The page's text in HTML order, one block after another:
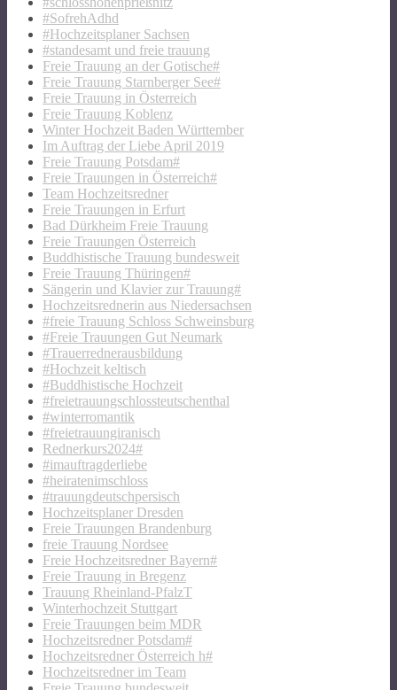
#SofrehAdhd
#Hochzeitsplaner Sachsen
#standesamt und freie trauung
Freie Trauung an der Gotische#
Freie Trauung Starnberger See#
Freie Trauung in Österreich
Freie Trauung Koblenz
Winter Hochzeit Baden Württember
Im Auftrag der Liebe April 2019
Freie Trauung Potsdam#
Freie Trauungen in Österreich#
Team Hochzeitsredner
Freie Trauungen in Erfurt
Bad Dürkheim Freie Trauung
Freie Trauungen Österreich
Buddhistische Trauung bundesweit
Freie Trauung Thüringen#
Sängerin und Klavier zur Trauung#
Hochzeitsrednerin aus Niedersachsen
#freie Trauung Schloss Schweinsburg
#Freie Trauungen Gut Neumark
#Trauerrednerausbildung
#Hochzeit keltisch
#Buddhistische Hochzeit
#freietrauungschlossteutschenthal
#winterromantik
#freietrauungiranisch
Rednerkurs2024#
#imauftragderliebe
#heiratenimschloss
#trauungdeutschpersisch
Hochzeitsplaner Dresden
Freie Trauungen Brandenburg
freie Trauung Nordsee
Freie Hochzeitsredner Bayern#
Freie Trauung in Bregenz
Trauung Rheinland-PfalzT
Winterhochzeit Stuttgart
Freie Trauungen beim MDR
Hochzeitsredner Potsdam#
Hochzeitsredner Österreich h#
Hochzeitsredner im Team